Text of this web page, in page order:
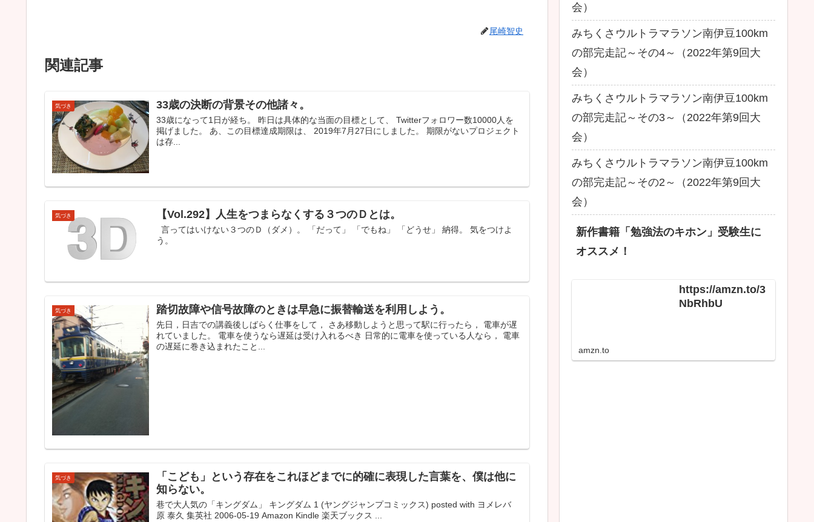
尾崎智史
関連記事
気づき 33歳の決断の背景その他諸々。
33歳になって1日が経ち。 昨日は具体的な当面の目標として、 Twitterフォロワー数10000人を
掲げました。 あ、この目標達成期限は、 2019年7月27日にしました。 期限がないプロジェクト
は存...
気づき 【Vol.292】人生をつまらなくする３つのＤとは。
言ってはいけない３つのＤ（ダメ）。 「だって」 「でもね」 「どうせ」 納得。 気をつけよ
う。
気づき 踏切故障や信号故障のときは早急に振替輸送を利用しよう。
先日，日吉での講義後しばらく仕事をして， さあ移動しようと思って駅に行ったら， 電車が遅
れていました。 電車を使うなら遅延は受け入れるべき 日常的に電車を使っている人なら， 電車
の遅延に巻き込まれたこと...
気づき
「こども」という存在をこれほどまでに的確に表現した言葉を、僕は他に
知らない。
巷で大人気の「キングダム」 キングダム 1 (ヤングジャンプコミックス) posted with ヨメレバ
原 泰久 集英社 2006-05-19 Amazon Kindle 楽天ブックス ...
会）
みちくさウルトラマラソン南伊豆100km
の部完走記～その4～（2022年第9回大
会）
みちくさウルトラマラソン南伊豆100km
の部完走記～その3～（2022年第9回大
会）
みちくさウルトラマラソン南伊豆100km
の部完走記～その2～（2022年第9回大
会）
新作書籍「勉強法のキホン」受験生に
オススメ！
https://amzn.to/3
NbRhbU
amzn.to